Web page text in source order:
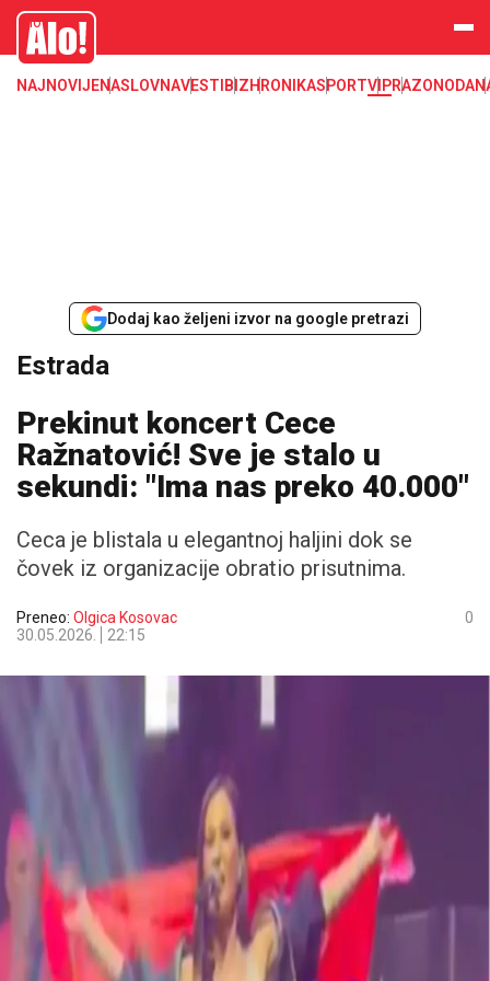
Estrada, poznati, VIP
Alo
NAJNOVIJENASLOVNAVESTI BIZHRONIKASPORTVIPRAZONODA
Dodaj kao željeni izvor na google pretrazi
Estrada
Prekinut koncert Cece
Ražnatović! Sve je stalo u
sekundi: "Ima nas preko 40.000"
Ceca je blistala u elegantnoj haljini dok se
čovek iz organizacije obratio prisutnima.
Preneo: Olgica Kosovac
30.05.2026.
22:15
0